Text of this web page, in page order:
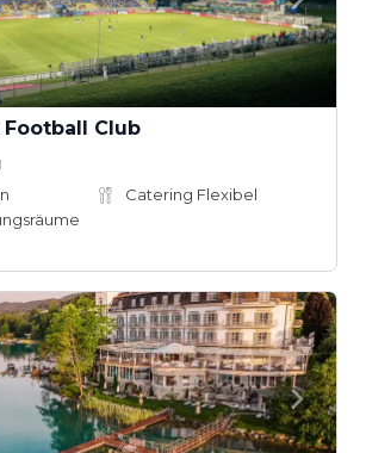
Club
Catering Flexibel